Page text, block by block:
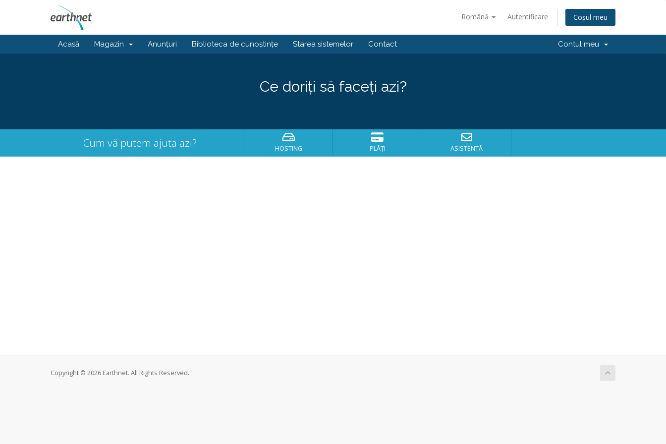
Română Autentificare Coșul meu
Acasă Magazin Anunțuri Biblioteca de cunoștințe Starea sistemelor Contact Contul meu
Ce doriți să faceți azi?
Cum vă putem ajuta azi? HOSTING PLĂȚI ASISTENȚĂ
Copyright © 2026 Earthnet. All Rights Reserved.